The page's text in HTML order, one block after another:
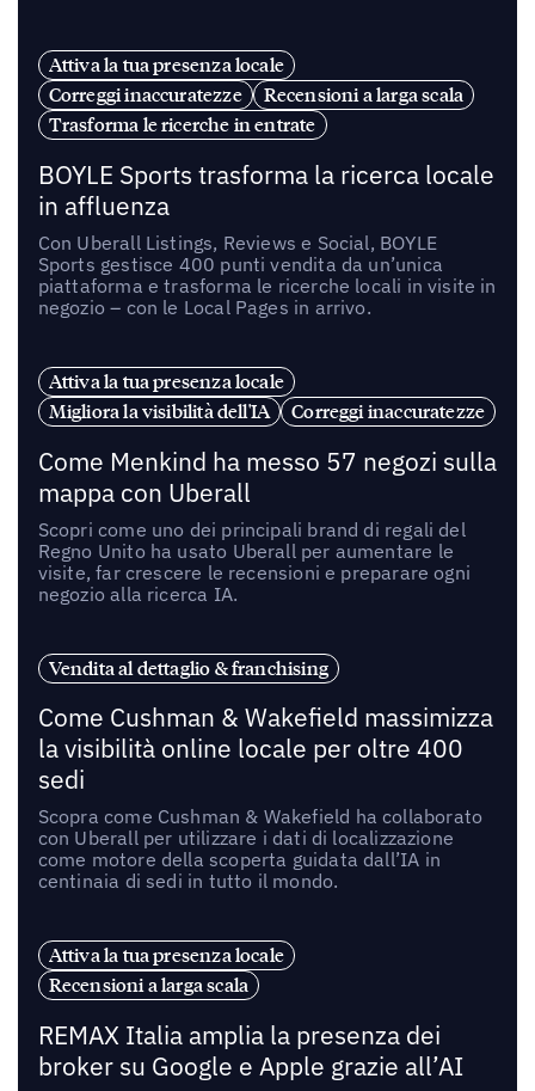
Attiva la tua presenza locale
Correggi inaccuratezze
Recensioni a larga scala
Trasforma le ricerche in entrate
BOYLE Sports trasforma la ricerca locale
in affluenza
Con Uberall Listings, Reviews e Social, BOYLE
Sports gestisce 400 punti vendita da un’unica
piattaforma e trasforma le ricerche locali in visite in
negozio – con le Local Pages in arrivo.
Attiva la tua presenza locale
Migliora la visibilità dell'IA
Correggi inaccuratezze
Come Menkind ha messo 57 negozi sulla
mappa con Uberall
Scopri come uno dei principali brand di regali del
Regno Unito ha usato Uberall per aumentare le
visite, far crescere le recensioni e preparare ogni
negozio alla ricerca IA.
Vendita al dettaglio & franchising
Come Cushman & Wakefield massimizza
la visibilità online locale per oltre 400
sedi
Scopra come Cushman & Wakefield ha collaborato
con Uberall per utilizzare i dati di localizzazione
come motore della scoperta guidata dall’IA in
centinaia di sedi in tutto il mondo.
Attiva la tua presenza locale
Recensioni a larga scala
REMAX Italia amplia la presenza dei
broker su Google e Apple grazie all’AI